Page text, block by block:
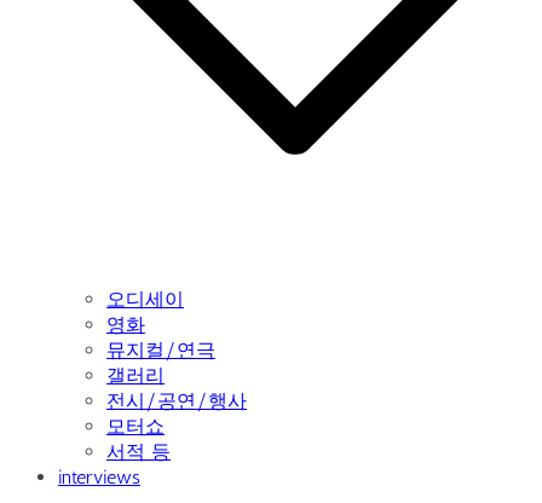
오디세이
영화
뮤지컬/연극
갤러리
전시/공연/행사
모터쇼
서적 등
interviews